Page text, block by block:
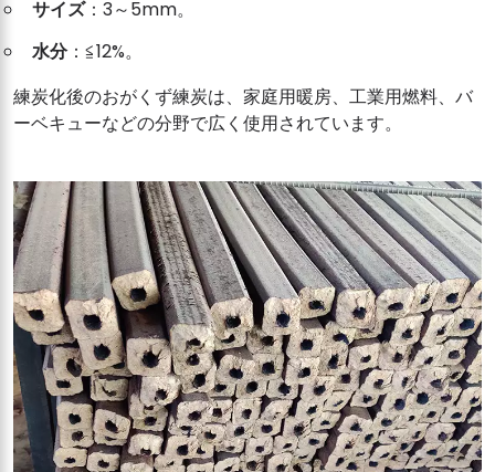
サイズ：3～5mm。
水分：≦12%。
練炭化後のおがくず練炭は、家庭用暖房、工業用燃料、バ
ーベキューなどの分野で広く使用されています。